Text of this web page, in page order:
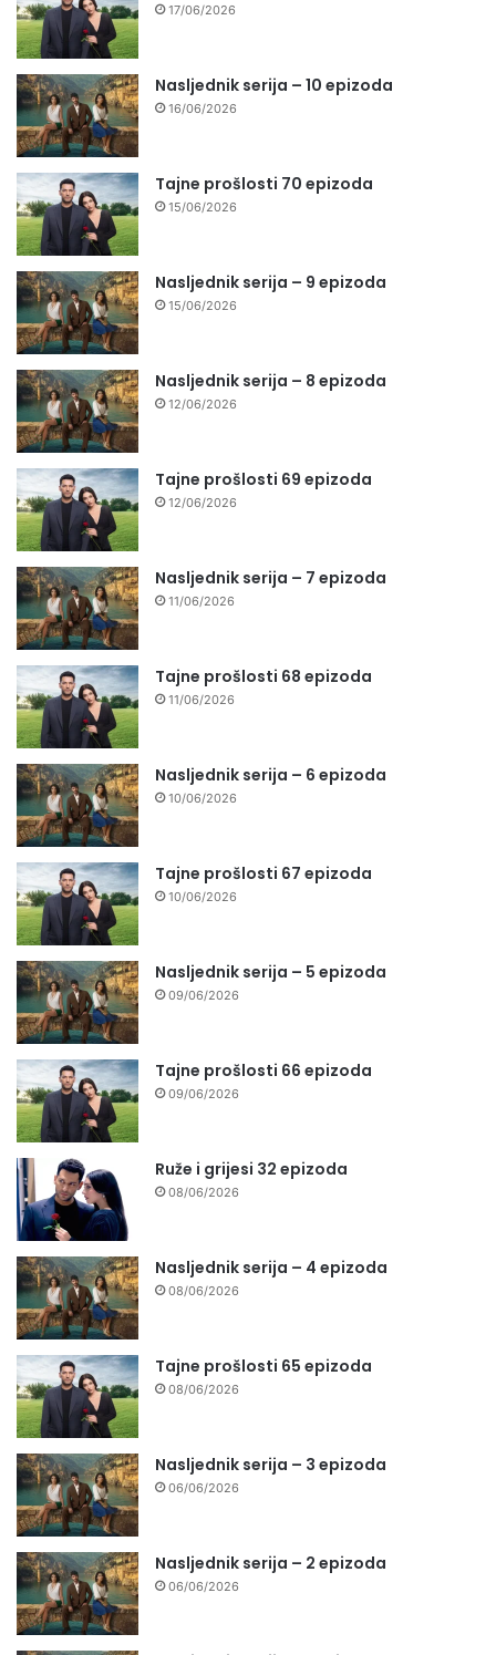
17/06/2026
Nasljednik serija – 10 epizoda
16/06/2026
Tajne prošlosti 70 epizoda
15/06/2026
Nasljednik serija – 9 epizoda
15/06/2026
Nasljednik serija – 8 epizoda
12/06/2026
Tajne prošlosti 69 epizoda
12/06/2026
Nasljednik serija – 7 epizoda
11/06/2026
Tajne prošlosti 68 epizoda
11/06/2026
Nasljednik serija – 6 epizoda
10/06/2026
Tajne prošlosti 67 epizoda
10/06/2026
Nasljednik serija – 5 epizoda
09/06/2026
Tajne prošlosti 66 epizoda
09/06/2026
Ruže i grijesi 32 epizoda
08/06/2026
Nasljednik serija – 4 epizoda
08/06/2026
Tajne prošlosti 65 epizoda
08/06/2026
Nasljednik serija – 3 epizoda
06/06/2026
Nasljednik serija – 2 epizoda
06/06/2026